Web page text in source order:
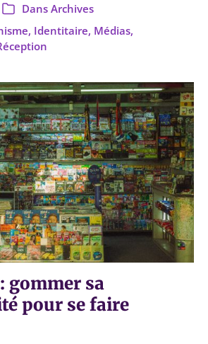
Dans Archives
, Identitaire, Médias,
gommer sa
pour se faire